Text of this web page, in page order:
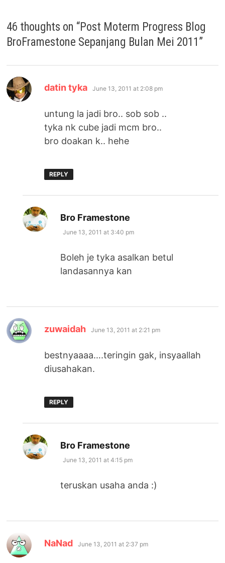
46 thoughts on “Post Moterm Progress Blog
BroFramestone Sepanjang Bulan Mei 2011”
datin tyka says:
June 13, 2011 at 2:08 pm
untung la jadi bro.. sob sob ..
tyka nk cube jadi mcm bro..
bro doakan k.. hehe
REPLY
Bro Framestone
June 13, 2011 at 3:40 pm
Boleh je tyka asalkan betul
landasannya kan
zuwaidah says:
June 13, 2011 at 2:21 pm
bestnyaaaa….teringin gak, insyaallah
diusahakan.
REPLY
Bro Framestone
June 13, 2011 at 4:15 pm
teruskan usaha anda :)
NaNad says:
June 13, 2011 at 2:37 pm